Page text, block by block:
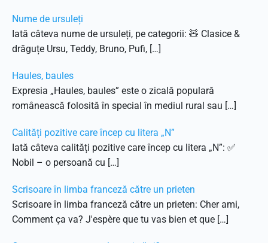
Nume de ursuleți
Iată câteva nume de ursuleți, pe categorii: 🧸 Clasice &
drăguțe Ursu, Teddy, Bruno, Pufi, […]
Haules, baules
Expresia „Haules, baules” este o zicală populară
românească folosită în special în mediul rural sau […]
Calități pozitive care încep cu litera „N”
Iată câteva calități pozitive care încep cu litera „N”: ✅
Nobil – o persoană cu […]
Scrisoare în limba franceză către un prieten
Scrisoare în limba franceză către un prieten: Cher ami,
Comment ça va? J'espère que tu vas bien et que […]